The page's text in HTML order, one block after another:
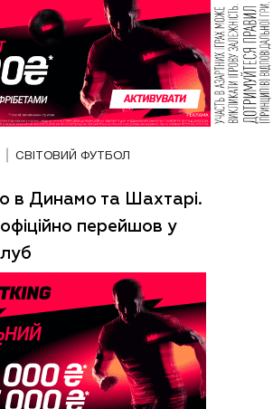
СВІТОВИЙ ФУТБОЛ
в Динамо та Шахтарі.
перейшов у